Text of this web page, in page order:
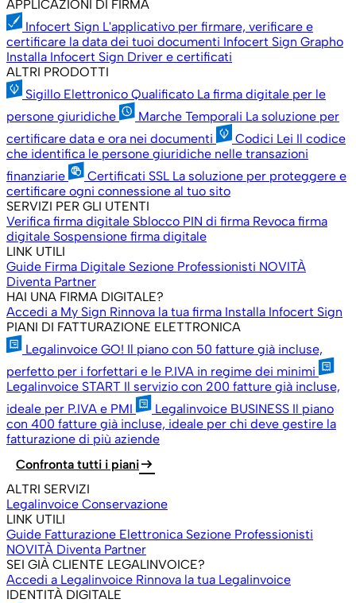
APPLICAZIONI DI FIRMA
Infocert Sign L'applicativo per firmare, verificare e
certificare la data dei tuoi documenti Infocert Sign Grapho
Installa Infocert Sign Driver e certificati
ALTRI PRODOTTI
Sigillo Elettronico Qualificato La firma digitale per le
persone giuridiche
Marche Temporali La soluzione per
certificare data e ora nei documenti
Codici Lei Il codice
che identifica le persone giuridiche nelle transazioni
finanziarie
Certificati SSL La soluzione per proteggere e
certificare ogni connessione al tuo sito
SERVIZI PER GLI UTENTI
Verifica firma digitale Sblocco PIN di firma Revoca firma
digitale Sospensione firma digitale
LINK UTILI
Guide Firma Digitale Sezione Professionisti NOVITÀ
Diventa Partner
HAI UNA FIRMA DIGITALE?
Accedi a My Sign Rinnova la tua firma Installa Infocert Sign
PIANI DI FATTURAZIONE ELETTRONICA
Legalinvoice GO! Il piano con 50 fatture già incluse,
perfetto per i forfettari e le P.IVA in regime dei minimi
Legalinvoice START Il servizio con 200 fatture già incluse,
ideale per P.IVA e PMI
Legalinvoice BUSINESS Il piano
con 400 fatture già incluse, ideale per chi deve gestire la
fatturazione di più aziende
Confronta tutti i pianiarrow_right_alt
ALTRI SERVIZI
Legalinvoice Conservazione
LINK UTILI
Guide Fatturazione Elettronica Sezione Professionisti
NOVITÀ Diventa Partner
SEI GIÀ CLIENTE LEGALINVOICE?
Accedi a Legalinvoice Rinnova la tua Legalinvoice
IDENTITÀ DIGITALE